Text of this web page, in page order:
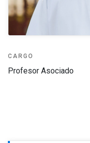
CARGO
Profesor Asociado